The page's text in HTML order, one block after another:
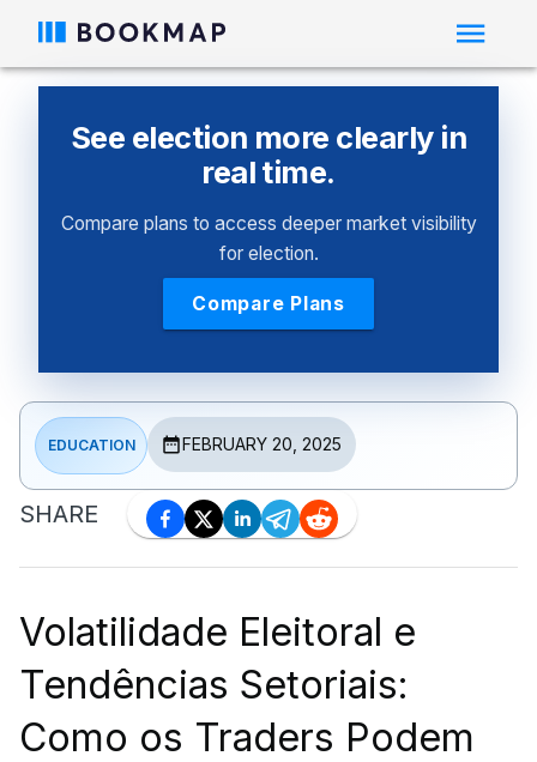
See election more clearly in
real time.
Compare plans to access deeper market visibility
for election.
Compare Plans
EDUCATION FEBRUARY 20, 2025
SHARE
Volatilidade Eleitoral e
Tendências Setoriais:
Como os Traders Podem